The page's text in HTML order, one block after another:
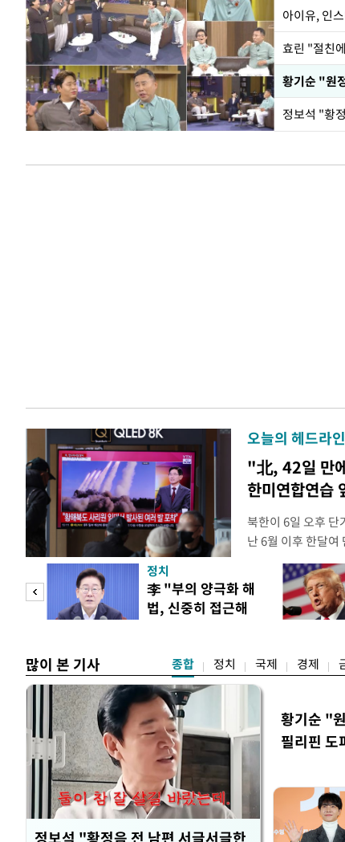
아이유, 인
효린 "절친
황기순 "원
오늘의 헤드라인
"北, 42일 만
한미연합연습
북한이 6일 오후
난 6월 이후 한달여
본부에 따르면 우
서 동해상으로 발
북한이 미사일을
다. 한미 정보당국
정치
李 "부의 양극화 해
법, 신중히 접근해
많이 본 기사 종합 정치 국제 경제
정보석 "황정음 전 남편 서글서글한
황기순 "
필리핀 도